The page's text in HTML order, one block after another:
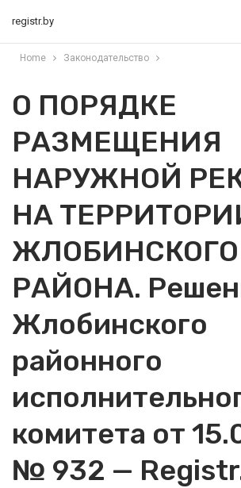
registr.by
Home Законодательство
О ПОРЯДКЕ
РАЗМЕЩЕНИЯ
НАРУЖНОЙ
НА
ЖЛОБИНСКОГО
РАЙОНА.
Жлобинского
районного
комитета от
№ 932 —